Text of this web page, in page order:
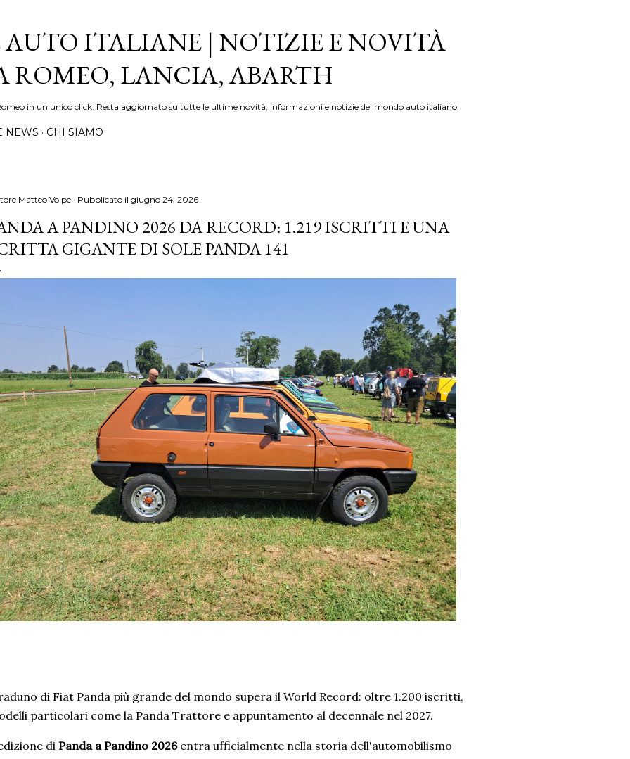
AUTO ITALIANE | NOTIZIE E NOVITÀ
ROMEO, LANCIA, ABARTH
in un unico click. Resta aggiornato su tutte le ultime novità, informazioni e notizie del mondo auto italiano.
NEWS CHI SIAMO
Matteo Volpe Pubblicato il giugno 24, 2026
A PANDINO 2026 DA RECORD: 1.219 ISCRITTI E UNA
GIGANTE DI SOLE PANDA 141
di Fiat Panda più grande del mondo supera il World Record: oltre 1.200 iscritti,
particolari come la Panda Trattore e appuntamento al decennale nel 2027.
di Panda a Pandino 2026entra ufficialmente nella storia dell'automobilismo